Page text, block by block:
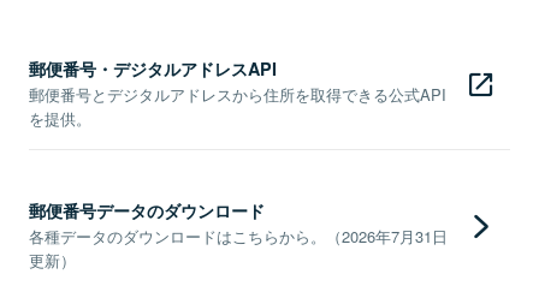
郵便番号・デジタルアドレスAPI
郵便番号とデジタルアドレスから住所を取得できる公式API
を提供。
郵便番号データのダウンロード
各種データのダウンロードはこちらから。（2026年7月31日
更新）